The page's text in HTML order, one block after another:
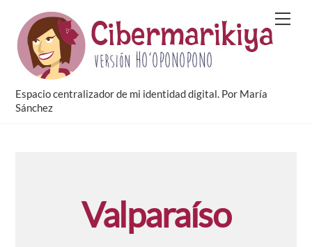
content
Espacio centralizador de mi identidad digital. Por María
Sánchez
Valparaíso